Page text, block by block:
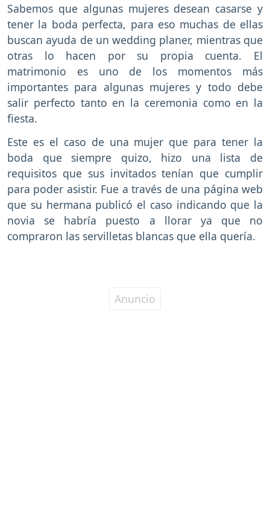
Sabemos que algunas mujeres desean casarse y
tener la boda perfecta, para eso muchas de ellas
buscan ayuda de un wedding planer, mientras que
otras lo hacen por su propia cuenta. El
matrimonio es uno de los momentos más
importantes para algunas mujeres y todo debe
salir perfecto tanto en la ceremonia como en la
fiesta.
Este es el caso de una mujer que para tener la
boda que siempre quizo, hizo una lista de
requisitos que sus invitados tenían que cumplir
para poder asistir. Fue a través de una página web
que su hermana publicó el caso indicando que la
novia se habría puesto a llorar ya que no
compraron las servilletas blancas que ella quería.